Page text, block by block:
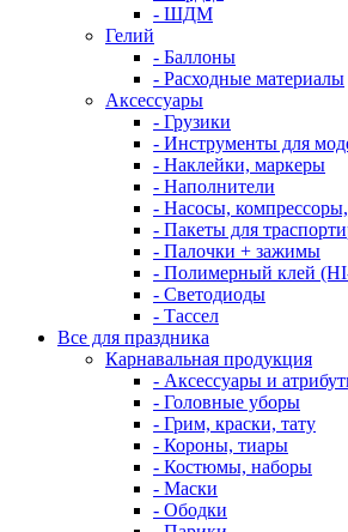
- ШДМ
Гелий
- Баллоны
- Расходные материалы
Аксессуары
- Грузики
- Инструменты для
- Наклейки, маркеры
- Наполнители
- Насосы,
- Пакеты для
- Палочки + зажимы
- Полимерный клей
- Светодиоды
- Тассел
Все для праздника
Карнавальная продукция
- Аксессуары и
- Головные уборы
- Грим, краски, тату
- Короны, тиары
- Костюмы, наборы
- Маски
- Ободки